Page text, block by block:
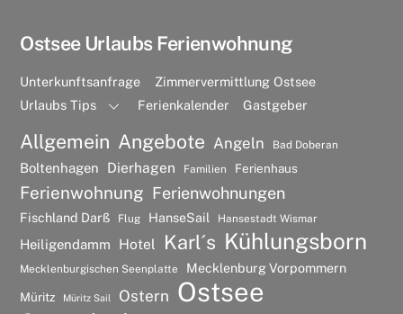
Ostsee Urlaubs Ferienwohnung
Unterkunftsanfrage
Zimmervermittlung Ostsee
Urlaubs Tips
Ferienkalender Gastgeber
Allgemein Angebote Angeln Bad Doberan
Boltenhagen Dierhagen Familien Ferienhaus
Ferienwohnung Ferienwohnungen
Fischland Darß Flug HanseSail Hansestadt Wismar
Heiligendamm Hotel Karl´s Kühlungsborn
Mecklenburgischen Seenplatte Mecklenburg Vorpommern
Müritz Müritz Sail Ostern Ostsee